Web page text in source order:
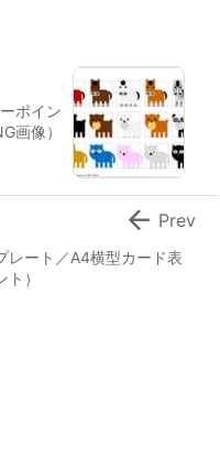
ポイン
画像）
レート／A4横型カード表
）
 Prev